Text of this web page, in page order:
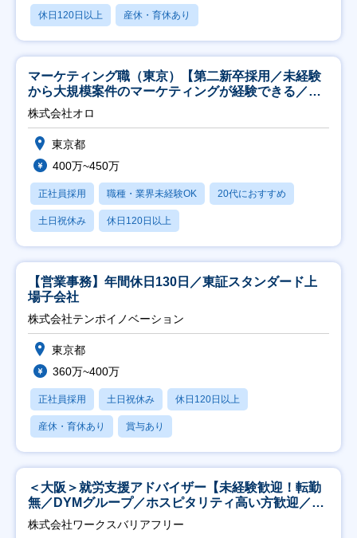
休日120日以上 産休・育休あり
マーケティング職（東京）【第二新卒採用／未経験
から大規模案件のマーケティングが経験できる／研
修充実】
株式会社オロ
東京都
400万~450万
正社員採用 職種・業界未経験OK 20代におすすめ
土日祝休み 休日120日以上
【営業事務】年間休日130日／東証スタンダード上
場子会社
株式会社テンポイノベーション
東京都
360万~400万
正社員採用 土日祝休み 休日120日以上
産休・育休あり 賞与あり
＜大阪＞就労支援アドバイザー【未経験歓迎！転勤
無／DYMグループ／ホスピタリティ高い方歓迎／土
日祝】
株式会社ワークスバリアフリー